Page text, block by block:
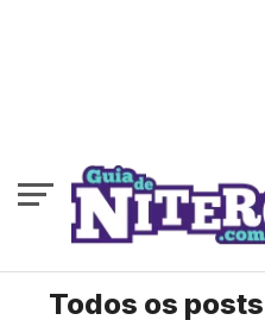
Todos os